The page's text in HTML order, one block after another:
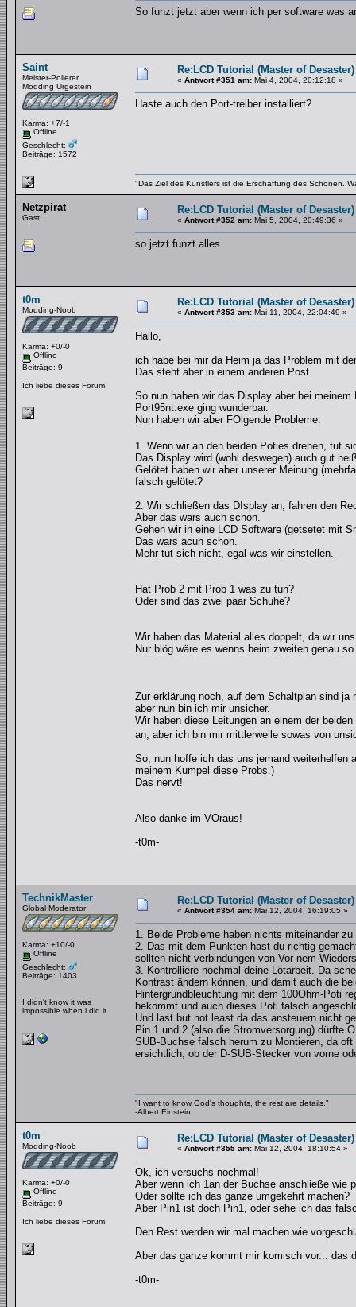
So funzt jetzt aber wenn ich per software was
Saint
Meister-Polierer
Modding Urgestein
Karma: +7/-1
Offline
Geschlecht:
Beiträge: 1572
Re:LCD Tutorial (Master of Desaster)
« Antwort #351 am: Mai 4, 2004, 20:12:18 »
Haste auch den Port-treiber installiert?
"Das Ziel des Künstlers ist die Erschaffung des Schönen.
Netzpirat
Gast
Re:LCD Tutorial (Master of Desaster)
« Antwort #352 am: Mai 5, 2004, 20:49:36 »
so jetzt funzt alles
t0m
Modding-Noob
Karma: +0/-0
Offline
Beiträge: 9
Ich liebe dieses Forum!
Re:LCD Tutorial (Master of Desaster)
« Antwort #353 am: Mai 11, 2004, 22:04:49 »
Hallo,
ich habe bei mir da Heim ja das Problem mit
Das steht aber in einem anderen Post.
So nun haben wir das Display aber bei
Port95nt.exe ging wunderbar.
Nun haben wir aber FOlgende Probleme:
1. Wenn wir an den beiden Poties drehen, tut
Das Display wird (wohl deswegen) auch gut
Gelötet haben wir aber unserer Meinung
falsch gelötet?
2. Wir schließen das DIsplay an, fahren den
Aber das wars auch schon.
Gehen wir in eine LCD Software (getsetet mit
Das wars acuh schon.
Mehr tut sich nicht, egal was wir einstellen.
Hat Prob 2 mit Prob 1 was zu tun?
Oder sind das zwei paar Schuhe?
Wir haben das Material alles doppelt, da wir
Nur blög wäre es wenns beim zweiten genau
Zur erklärung noch, auf dem Schaltplan sind
aber nun bin ich mir unsicher.
Wir haben diese Leitungen an einem der
an, aber ich bin mir mittlerweile sowas von
So, nun hoffe ich das uns jemand weiterhelfen
meinem Kumpel diese Probs.)
Das nervt!
Also danke im VOraus!
-t0m-
TechnikMaster
Global Moderator
Karma: +10/-0
Offline
Geschlecht:
Beiträge: 1403
I didn't know it was
impossible when i did it.
Re:LCD Tutorial (Master of Desaster)
« Antwort #354 am: Mai 12, 2004, 16:19:05 »
1. Beide Probleme haben nichts miteinander zu
2. Das mit dem Punkten hast du richtig
sollten nicht verbindungen von Vor nem
3. Kontrolliere nochmal deine Lötarbeit. Da
Kontrast ändern können, und damit auch die
Hintergrundbleuchtung mit dem 100Ohm-Poti
bekommt und auch dieses Poti falsch
Und last but not least da das ansteuern nicht
Pin 1 und 2 (also die Stromversorgung) dürfte
SUB-Buchse falsch herum zu Montieren, da
ersichtlich, ob der D-SUB-Stecker von vorne
"I want to know God's thoughts, the rest are details."
-Albert Einstein
t0m
Modding-Noob
Karma: +0/-0
Offline
Beiträge: 9
Ich liebe dieses Forum!
Re:LCD Tutorial (Master of Desaster)
« Antwort #355 am: Mai 12, 2004, 18:10:54 »
Ok, ich versuchs nochmal!
Aber wenn ich 1an der Buchse anschließe wie
Oder sollte ich das ganze umgekehrt machen?
Aber Pin1 ist doch Pin1, oder sehe ich das
Den Rest werden wir mal machen wie
Aber das ganze kommt mir komisch vor... das
-t0m-